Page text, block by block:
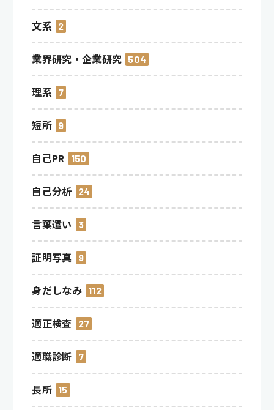
文系 2
業界研究・企業研究 504
理系 7
短所 9
自己PR 150
自己分析 24
言葉遣い 3
証明写真 9
身だしなみ 112
適正検査 27
適職診断 7
長所 15